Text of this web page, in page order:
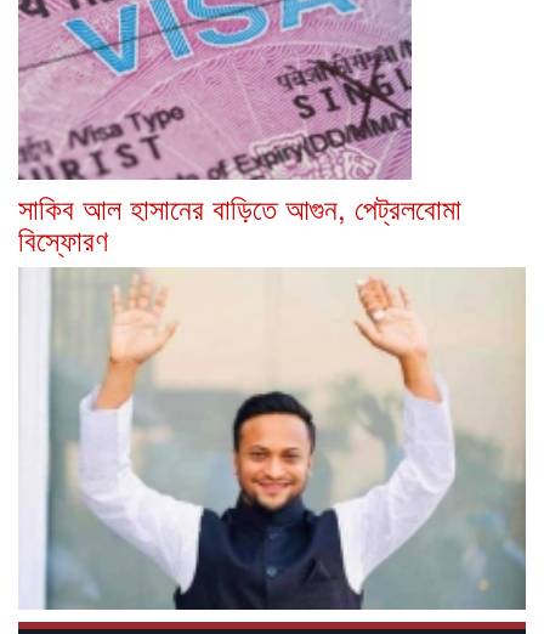
সাকিব আল হাসানের বাড়িতে আগুন, পেট্রলবোমা
বিস্ফোরণ